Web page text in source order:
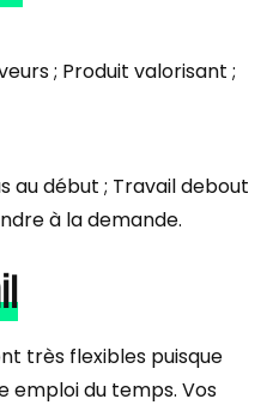
; Produit valorisant ;
au début ; Travail debout
à la demande.
très flexibles puisque
emploi du temps. Vos